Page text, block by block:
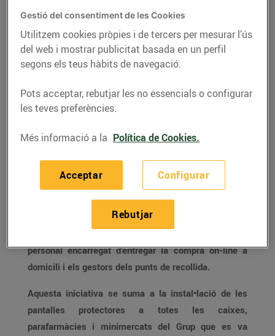
aquest nou equip de protecció individual
Fins a la data s’han incorporat 441
persones per reforçar i atendre la
demanda tant de punt de venda com
Els clients de Bonpreu- Esclat han donat
més de 45.698€ per a la recerca contra el
solidari.
El Grup Bon Preu reforça les mesures de salut i
seguretat entre els seus treballadors amb
personal encarregat d’entregar la compra on-line a
domicili i els gestors dels punts de recollida.
Aquesta iniciativa se suma a la instal•lació de les
pantalles protectores a totes les caixes,
parafarmàcies i minimercats del Grup que es va
Gestió del consentiment de les Cookies
Utilitzem cookies pròpies i de tercers per mesurar l’ús
del web i mostrar publicitat basada en un perfil
segons els teus hàbits de navegació.
Pots acceptar, rebutjar les no essencials o configurar
les teves preferències.
Més informació a la Política de Cookies.
Configurar
Rebutjar
Acceptar